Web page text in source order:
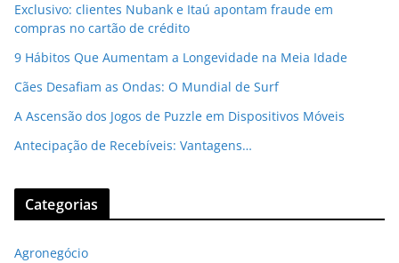
Exclusivo: clientes Nubank e Itaú apontam fraude em
compras no cartão de crédito
9 Hábitos Que Aumentam a Longevidade na Meia Idade
Cães Desafiam as Ondas: O Mundial de Surf
A Ascensão dos Jogos de Puzzle em Dispositivos Móveis
Antecipação de Recebíveis: Vantagens…
Categorias
Agronegócio